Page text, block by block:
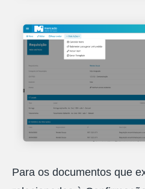
Para os documentos que